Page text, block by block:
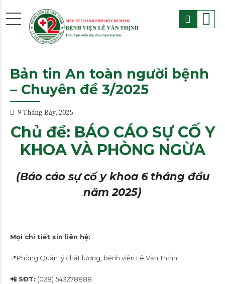
Bản tin An toàn người bệnh
– Chuyên đề 3/2025
9 Tháng Bảy, 2025
Chủ đề: BÁO CÁO SỰ CỐ Y
KHOA VÀ PHÒNG NGỪA
(Báo cáo sự cố y khoa 6 tháng đầu
năm 2025)
Mọi chi tiết xin liên hệ:
📍Phòng Quản lý chất lượng, bệnh viện Lê Văn Thịnh
📲 SĐT: (028) 543278888